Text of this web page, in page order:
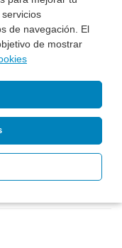
de navegación. El
de mostrar